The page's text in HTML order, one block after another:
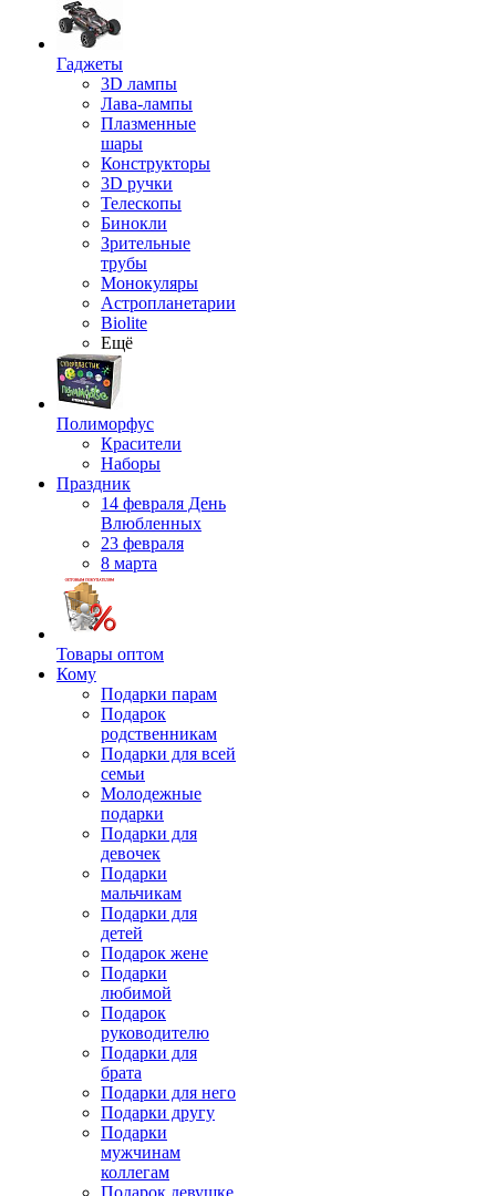
Гаджеты
3D лампы
Лава-лампы
Плазменные
шары
Конструкторы
3D ручки
Телескопы
Бинокли
Зрительные
трубы
Монокуляры
Астропланетарии
Biolite
Ещё
Полиморфус
Красители
Наборы
Праздник
14 февраля День
Влюбленных
23 февраля
8 марта
Товары оптом
Кому
Подарки парам
Подарок
родственникам
Подарки для всей
семьи
Молодежные
подарки
Подарки для
девочек
Подарки
мальчикам
Подарки для
детей
Подарок жене
Подарки
любимой
Подарок
руководителю
Подарки для
брата
Подарки для него
Подарки другу
Подарки
мужчинам
коллегам
Подарок девушке